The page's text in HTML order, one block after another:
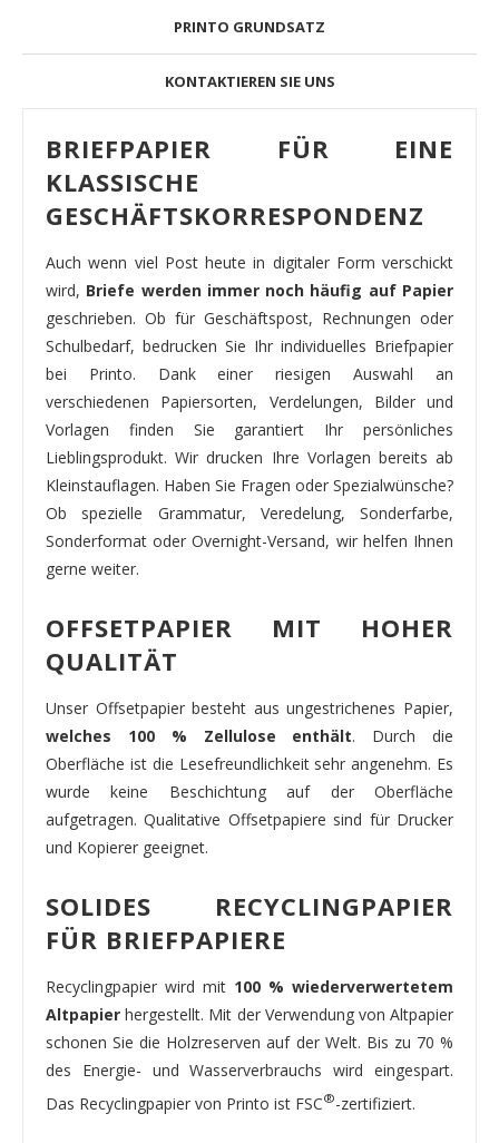
PRINTO GRUNDSATZ
KONTAKTIEREN SIE UNS
BRIEFPAPIER FÜR EINE
KLASSISCHE
GESCHÄFTSKORRESPONDENZ
Auch wenn viel Post heute in digitaler Form verschickt
wird, Briefe werden immer noch häufig auf Papier
geschrieben. Ob für Geschäftspost, Rechnungen oder
Schulbedarf, bedrucken Sie Ihr individuelles Briefpapier
bei Printo. Dank einer riesigen Auswahl an
verschiedenen Papiersorten, Verdelungen, Bilder und
Vorlagen finden Sie garantiert Ihr persönliches
Lieblingsprodukt. Wir drucken Ihre Vorlagen bereits ab
Kleinstauflagen. Haben Sie Fragen oder Spezialwünsche?
Ob spezielle Grammatur, Veredelung, Sonderfarbe,
Sonderformat oder Overnight-Versand, wir helfen Ihnen
gerne weiter.
OFFSETPAPIER MIT HOHER
QUALITÄT
Unser Offsetpapier besteht aus ungestrichenes Papier,
welches 100 % Zellulose enthält. Durch die
Oberfläche ist die Lesefreundlichkeit sehr angenehm. Es
wurde keine Beschichtung auf der Oberfläche
aufgetragen. Qualitative Offsetpapiere sind für Drucker
und Kopierer geeignet.
SOLIDES RECYCLINGPAPIER
FÜR BRIEFPAPIERE
Recyclingpapier wird mit 100 % wiederverwertetem
Altpapier hergestellt. Mit der Verwendung von Altpapier
schonen Sie die Holzreserven auf der Welt. Bis zu 70 %
des Energie- und Wasserverbrauchs wird eingespart.
Das Recyclingpapier von Printo ist FSC®-zertifiziert.